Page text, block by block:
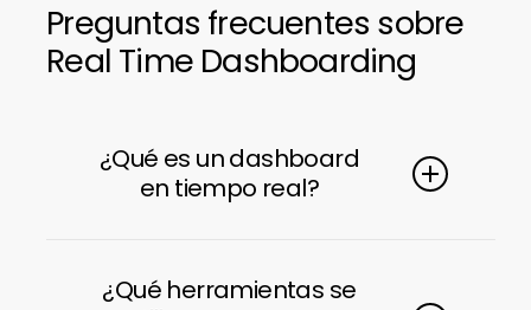
Preguntas frecuentes sobre
Real Time Dashboarding
¿Qué es un dashboard
en tiempo real?
actualizados constantemente,
¿Qué herramientas se